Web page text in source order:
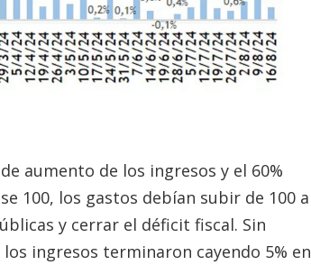
aumento de los ingresos y el 60%
100, los gastos debían subir de 100 a
y cerrar el déficit fiscal. Sin
ingresos terminaron cayendo 5% en